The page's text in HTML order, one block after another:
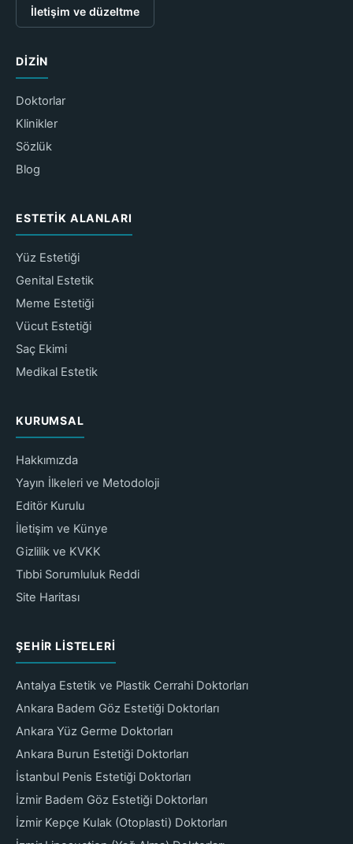
İletişim ve düzeltme
DIZIN
Doktorlar
Klinikler
Sözlük
Blog
ESTETIK ALANLARI
Yüz Estetiği
Genital Estetik
Meme Estetiği
Vücut Estetiği
Saç Ekimi
Medikal Estetik
KURUMSAL
Hakkımızda
Yayın İlkeleri ve Metodoloji
Editör Kurulu
İletişim ve Künye
Gizlilik ve KVKK
Tıbbi Sorumluluk Reddi
Site Haritası
ŞEHIR LISTELERI
Antalya Estetik ve Plastik Cerrahi Doktorları
Ankara Badem Göz Estetiği Doktorları
Ankara Yüz Germe Doktorları
Ankara Burun Estetiği Doktorları
İstanbul Penis Estetiği Doktorları
İzmir Badem Göz Estetiği Doktorları
İzmir Kepçe Kulak (Otoplasti) Doktorları